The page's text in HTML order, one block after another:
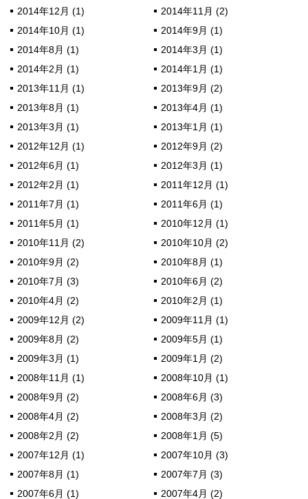
2014年12月 (1)
2014年11月 (2)
2014年10月 (1)
2014年9月 (1)
2014年8月 (1)
2014年3月 (1)
2014年2月 (1)
2014年1月 (1)
2013年11月 (1)
2013年9月 (2)
2013年8月 (1)
2013年4月 (1)
2013年3月 (1)
2013年1月 (1)
2012年12月 (1)
2012年9月 (2)
2012年6月 (1)
2012年3月 (1)
2012年2月 (1)
2011年12月 (1)
2011年7月 (1)
2011年6月 (1)
2011年5月 (1)
2010年12月 (1)
2010年11月 (2)
2010年10月 (2)
2010年9月 (2)
2010年8月 (1)
2010年7月 (3)
2010年6月 (2)
2010年4月 (2)
2010年2月 (1)
2009年12月 (2)
2009年11月 (1)
2009年8月 (2)
2009年5月 (1)
2009年3月 (1)
2009年1月 (2)
2008年11月 (1)
2008年10月 (1)
2008年9月 (2)
2008年6月 (3)
2008年4月 (2)
2008年3月 (2)
2008年2月 (2)
2008年1月 (5)
2007年12月 (1)
2007年10月 (3)
2007年8月 (1)
2007年7月 (3)
2007年6月 (1)
2007年4月 (2)